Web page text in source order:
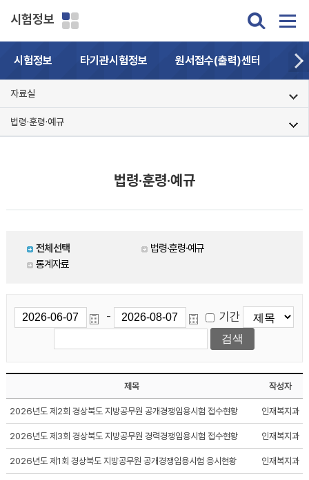
시험정보
시험정보 타기관시험정보 원서접수(출력)센터 자
자료실
법령·훈령·예규
법령·훈령·예규
전체선택
법령·훈령·예규
통계자료
- 기간
제목 작성자
2026년도 제2회 경상북도 지방공무원 공개경쟁임용시험 접수현황 인재복지과
2026년도 제3회 경상북도 지방공무원 경력경쟁임용시험 접수현황 인재복지과
2026년도 제1회 경상북도 지방공무원 공개경쟁임용시험 응시현황 인재복지과